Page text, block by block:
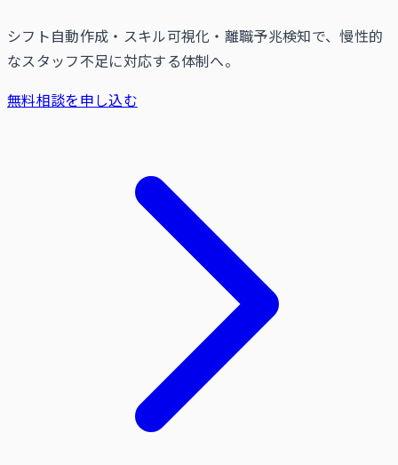
シフト自動作成・スキル可視化・離職予兆検知で、慢性的
なスタッフ不足に対応する体制へ。
無料相談を申し込む